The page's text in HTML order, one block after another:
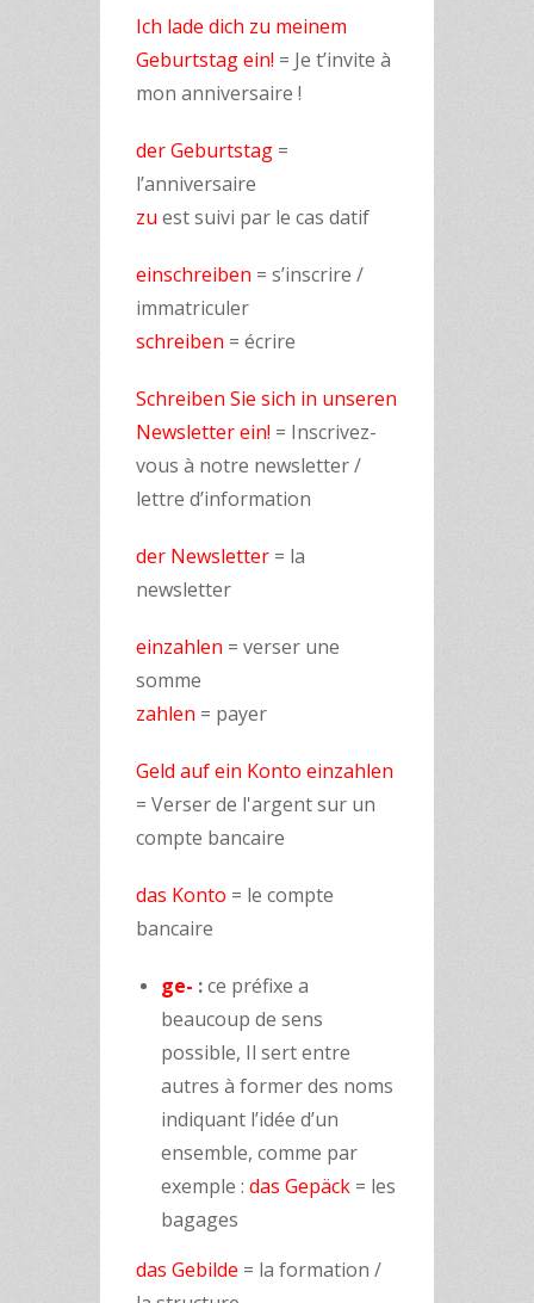
Ich lade dich zu meinem
Geburtstag ein! = Je t’invite à
mon anniversaire !
der Geburtstag =
l’anniversaire
zu est suivi par le cas datif
einschreiben = s’inscrire /
immatriculer
schreiben = écrire
Schreiben Sie sich in unseren
Newsletter ein! = Inscrivez-
vous à notre newsletter /
lettre d’information
der Newsletter = la
newsletter
einzahlen = verser une
somme
zahlen = payer
Geld auf ein Konto einzahlen
= Verser de l'argent sur un
compte bancaire
das Konto = le compte
bancaire
ge- :ce préfixe a
beaucoup de sens
possible, Il sert entre
autres à former des noms
indiquant l’idée d’un
ensemble, comme par
exemple : das Gepäck = les
bagages
das Gebilde = la formation /